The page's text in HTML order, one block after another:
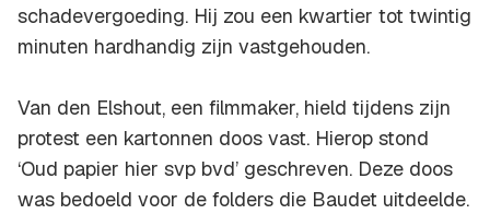
schadevergoeding. Hij zou een kwartier tot twintig
minuten hardhandig zijn vastgehouden.
Van den Elshout, een filmmaker, hield tijdens zijn
protest een kartonnen doos vast. Hierop stond
‘Oud papier hier svp bvd’ geschreven. Deze doos
was bedoeld voor de folders die Baudet uitdeelde.